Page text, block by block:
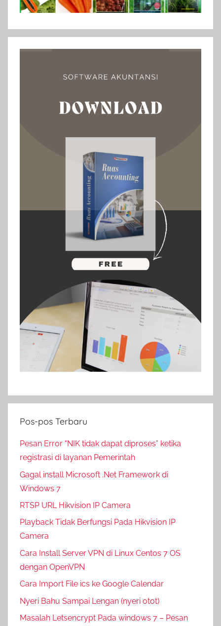
Pos-pos Terbaru
Pesan Error “NIK tidak dapat diproses” ketika
registrasi di layanan Pemerintah
Gagal install Microsoft .Net Framework di
Windows 7
RTSP URL Hikvision IP Camera
Playback Tidak Berfungsi Pada Hikvision IP
Camera
Cara Install Server VPN di Linux Centos 7 OS
dengan OpenVPN
Cara Import File ics ke Google Calendar
Nyeri Bahu Sampai Lengan (nyeri otot)
Masalah Letsencrypt Pada windows 7 – Pesan